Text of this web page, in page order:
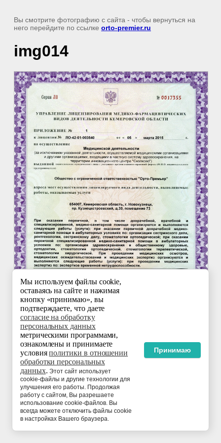
Вы смотрите фотографию с сайта - чтобы вернуться на
него перейдите по ссылке orto-premier.ru
img014
Мы используем файлы cookie,
оставаясь на сайте и нажимая
кнопку «принимаю», вы
подтверждаете, что даете
согласие на обработку
персональных данных
метрическими программами,
ознакомлены и принимаете
условияполитики в отношении
обработки персональных
данных.Этот сайт использует
cookie-файлы и другие технологии для
улучшения его работы. Продолжая
работу с сайтом, Вы разрешаете
использование cookie-файлов. Вы
всегда можете отключить файлы cookie
в настройках Вашего браузера.
Принимаю